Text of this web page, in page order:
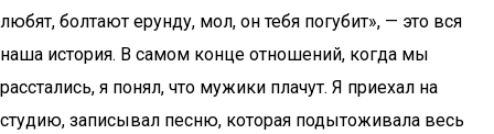
любят, болтают ерунду, мол, он тебя погубит», — это вся
наша история. В самом конце отношений, когда мы
расстались, я понял, что мужики плачут. Я приехал на
студию, записывал песню, которая подытоживала весь